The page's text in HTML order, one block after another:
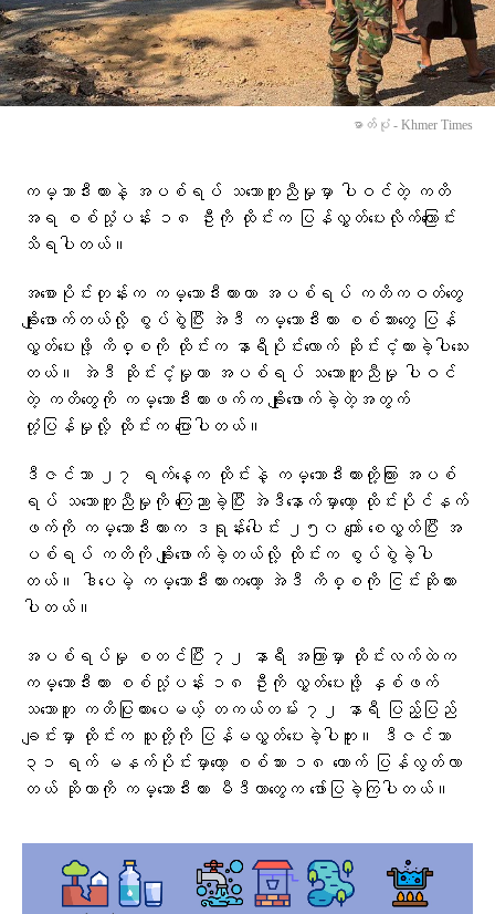
ဓာတ်ပုံ - Khmer Times
ကမ္ဘာဒီးယားနဲ့ အပစ်ရပ် သဘောတူညီမှုမှာ ပါဝင်တဲ့ ကတိ
အရ စစ်သုံ့ပန်း ၁၈ ဦးကို ထိုင်းက ပြန်လွှတ်ပေးလိုက်ကြောင်း
သိရပါတယ်။
အစောပိုင်းတုန်းက ကမ္ဘောဒီးယားဟာ အပစ်ရပ် ကတိကဝတ်တွေ
ချိုးဖောက်တယ်လို့ စွပ်စွဲပြီး အဲဒီ ကမ္ဘောဒီးယား စစ်သားတွေ ပြန်
လွှတ်ပေးဖို့ ကိစ္စကို ထိုင်းက နာရီပိုင်းလောက် ဆိုင်းငံ့ထားခဲ့ပါသေး
တယ်။ အဲဒီ ဆိုင်းငံ့မှုဟာ အပစ်ရပ် သဘောတူညီမှု ပါဝင်
တဲ့ ကတိတွေကို ကမ္ဘောဒီးယားဖက်က ချိုးဖောက်ခဲ့တဲ့အတွက်
တုံ့ပြန်မှုလို့ ထိုင်းက ပြောပါတယ်။
ဒီဇင်ဘာ ၂၇ ရက်နေ့က ထိုင်းနဲ့ ကမ္ဘောဒီးယားတို့ကြား အပစ်
ရပ် သဘောတူညီမှုကို ကြေညာခဲ့ပြီး အဲဒီနောက်မှာတော့ ထိုင်းပိုင်နက်
ဖက်ကို ကမ္ဘောဒီးယားက ဒရုန်းပေါင်း ၂၅၀ ကျော် စေလွှတ်ပြီး အ
ပစ်ရပ် ကတိကို ချိုးဖောက်ခဲ့တယ်လို့ ထိုင်းက စွပ်စွဲခဲ့ပါ
တယ်။ ဒါပေမဲ့ ကမ္ဘောဒီးယားကတော့ အဲဒီ ကိစ္စကို ငြင်းဆိုထား
ပါတယ်။
အပစ်ရပ်မှု စတင်ပြီး ၇၂ နာရီ အကြာမှာ ထိုင်းလက်ထဲက
ကမ္ဘောဒီးယား စစ်သုံ့ပန်း ၁၈ ဦးကို လွှတ်ပေးဖို့ နှစ်ဖက်
သဘောတူ ကတိပြုထားပေမယ့် တကယ်တမ်း ၇၂ နာရီ ပြည့်ပြည်
ချင်းမှာ ထိုင်းက သူတို့ကို ပြန်မလွှတ်ပေးခဲ့ပါဘူး။ ဒီဇင်ဘာ
၃၁ ရက် မနက်ပိုင်းမှာတော့ စစ်သား ၁၈ ယောက် ပြန်လွတ်လာ
တယ် ဆိုတာကို ကမ္ဘောဒီးယား မီဒီယာတွေက ဖော်ပြခဲ့ကြပါတယ်။